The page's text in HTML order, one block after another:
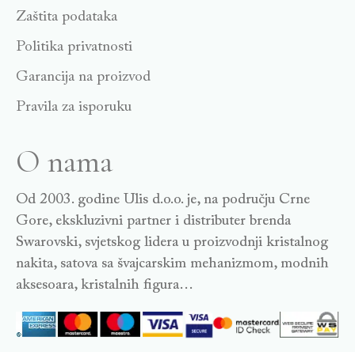
Zaštita podataka
Politika privatnosti
Garancija na proizvod
Pravila za isporuku
O nama
Od 2003. godine Ulis d.o.o. je, na području Crne
Gore, ekskluzivni partner i distributer brenda
Swarovski, svjetskog lidera u proizvodnji kristalnog
nakita, satova sa švajcarskim mehanizmom, modnih
aksesoara, kristalnih figura…